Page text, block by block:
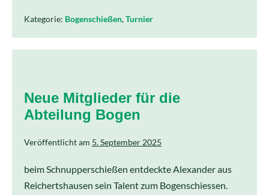
Kategorie: Bogenschießen,Turnier
Neue Mitglieder für die
Abteilung Bogen
Veröffentlicht am 5. September 2025
beim Schnupperschießen entdeckte Alexander aus
Reichertshausen sein Talent zum Bogenschiessen.